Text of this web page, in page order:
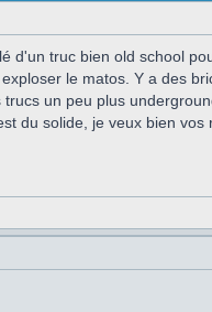
d'un truc bien old school
le matos. Y a des
un peu plus
du solide, je veux bien